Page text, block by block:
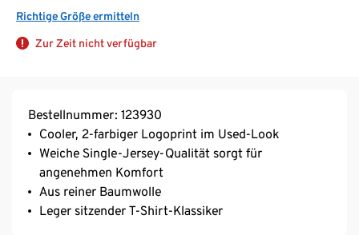
Richtige Größe ermitteln
Zur Zeit nicht verfügbar
Bestellnummer: 123930
Cooler, 2-farbiger Logoprint im Used-Look
Weiche Single-Jersey-Qualität sorgt für
angenehmen Komfort
Aus reiner Baumwolle
Leger sitzender T-Shirt-Klassiker